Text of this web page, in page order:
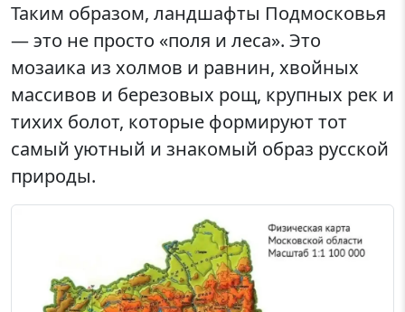
Таким образом, ландшафты Подмосковья
— это не просто «поля и леса». Это
мозаика из холмов и равнин, хвойных
массивов и березовых рощ, крупных рек и
тихих болот, которые формируют тот
самый уютный и знакомый образ русской
природы.